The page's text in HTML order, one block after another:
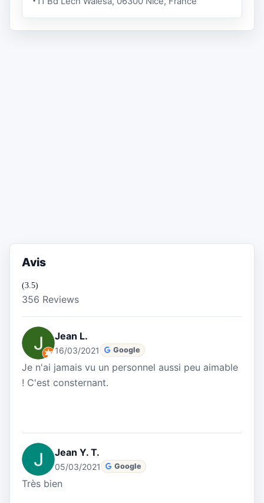
Avis
(3.5)
356 Reviews
Jean L.
16/03/2021 Google
Je n'ai jamais vu un personnel aussi peu aimable
! C'est consternant.
Jean Y. T.
05/03/2021 Google
Très bien